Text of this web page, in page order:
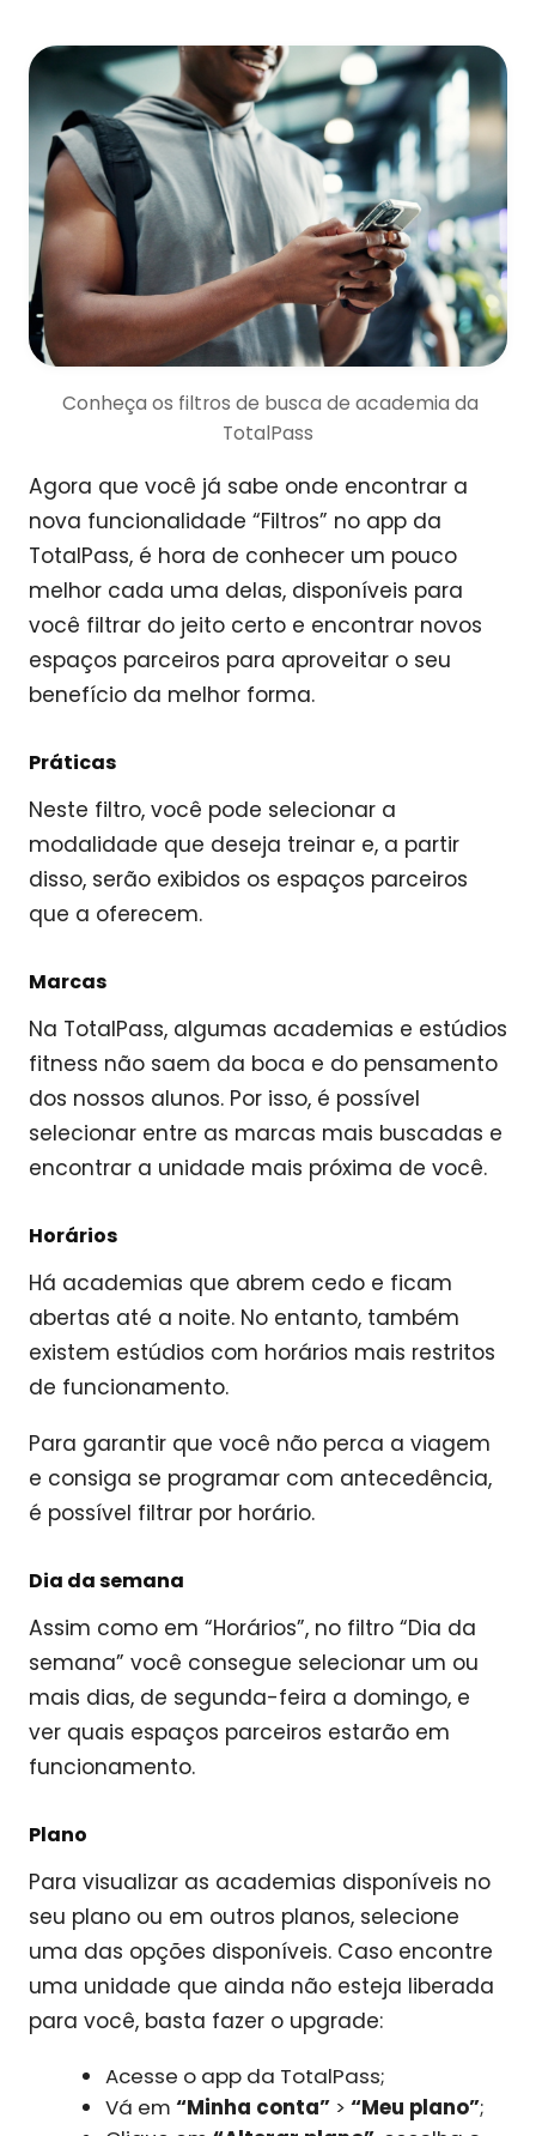
Conheça os filtros de busca de academia da
TotalPass
Agora que você já sabe onde encontrar a
nova funcionalidade “Filtros” no app da
TotalPass, é hora de conhecer um pouco
melhor cada uma delas, disponíveis para
você filtrar do jeito certo e encontrar novos
espaços parceiros para aproveitar o seu
benefício da melhor forma.
Práticas
Neste filtro, você pode selecionar a
modalidade que deseja treinar e, a partir
disso, serão exibidos os espaços parceiros
que a oferecem.
Marcas
Na TotalPass, algumas academias e estúdios
fitness não saem da boca e do pensamento
dos nossos alunos. Por isso, é possível
selecionar entre as marcas mais buscadas e
encontrar a unidade mais próxima de você.
Horários
Há academias que abrem cedo e ficam
abertas até a noite. No entanto, também
existem estúdios com horários mais restritos
de funcionamento.
Para garantir que você não perca a viagem
e consiga se programar com antecedência,
é possível filtrar por horário.
Dia da semana
Assim como em “Horários”, no filtro “Dia da
semana” você consegue selecionar um ou
mais dias, de segunda-feira a domingo, e
ver quais espaços parceiros estarão em
funcionamento.
Plano
Para visualizar as academias disponíveis no
seu plano ou em outros planos, selecione
uma das opções disponíveis. Caso encontre
uma unidade que ainda não esteja liberada
para você, basta fazer o upgrade:
Acesse o app da TotalPass;
Vá em “Minha conta” > “Meu plano”;